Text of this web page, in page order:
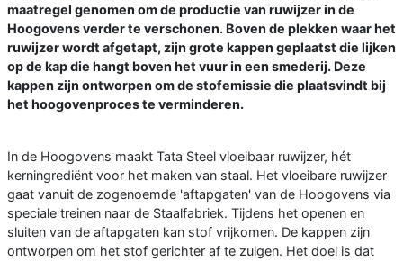
maatregel genomen om de productie van ruwijzer in de
Hoogovens verder te verschonen. Boven de plekken waar het
ruwijzer wordt afgetapt, zijn grote kappen geplaatst die lijken
op de kap die hangt boven het vuur in een smederij. Deze
kappen zijn ontworpen om de stofemissie die plaatsvindt bij
het hoogovenproces te verminderen.
In de Hoogovens maakt Tata Steel vloeibaar ruwijzer, hét
kerningrediënt voor het maken van staal. Het vloeibare ruwijzer
gaat vanuit de zogenoemde 'aftapgaten' van de Hoogovens via
speciale treinen naar de Staalfabriek. Tijdens het openen en
sluiten van de aftapgaten kan stof vrijkomen. De kappen zijn
ontworpen om het stof gerichter af te zuigen. Het doel is dat